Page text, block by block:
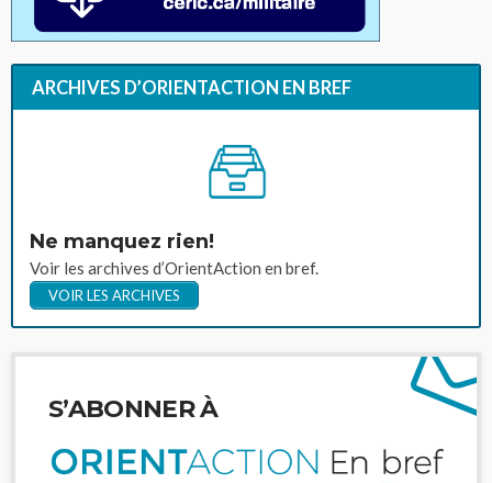
ARCHIVES D’ORIENTACTION EN BREF
Ne manquez rien!
Voir les archives d’OrientAction en bref.
VOIR LES ARCHIVES
S’ABONNER À